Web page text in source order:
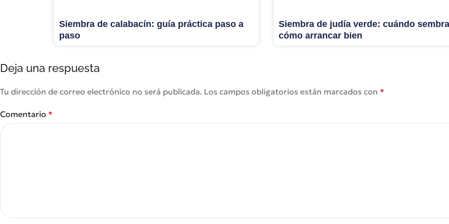
Siembra de calabacín: guía práctica paso a
paso
Siembra de judía verde: cuándo
cómo arrancar bien
Deja una respuesta
Tu dirección de correo electrónico no será publicada. Los campos obligatorios están marcados con *
Comentario *